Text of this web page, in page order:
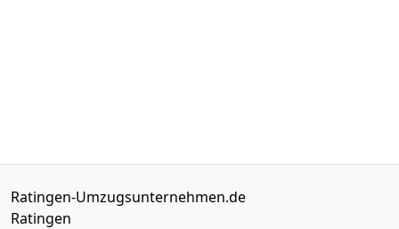
Ratingen-Umzugsunternehmen.de
Ratingen